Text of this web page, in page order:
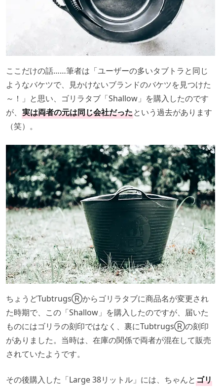
ここだけの話……筆者は「ユーザーの多いタブトラと同じ
ようなバケツで、見かけないブランドのバケツを見つけた
～！」と思い、ゴリラタブ「Shallow」を購入したのです
が、 実は両者の元は同じ会社だったという過去があります
（笑）。
ちょうどTubtrugsⓇからゴリラタブに商品名が変更され
た時期で、この「Shallow」を購入したのですが、届いた
ものにはゴリラの刻印ではなく、裏にTubtrugsⓇの刻印
がありました。当時は、在庫の関係で両者が混在して販売
されていたようです。
その後購入した「Large 38リットル」には、ちゃんとゴリ